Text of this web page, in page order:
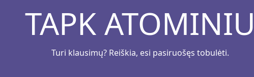
TAPK
Turi klausimų? Reiškia, esi pasiruošęs tobulėti.